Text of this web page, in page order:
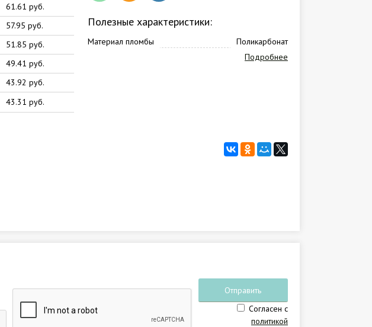
61.61 руб.
57.95 руб.
51.85 руб.
49.41 руб.
43.92 руб.
43.31 руб.
Полезные характеристики:
Материал пломбы
Поликарбонат
Подробнее
Отправить
заявкуСогласен с
политикой